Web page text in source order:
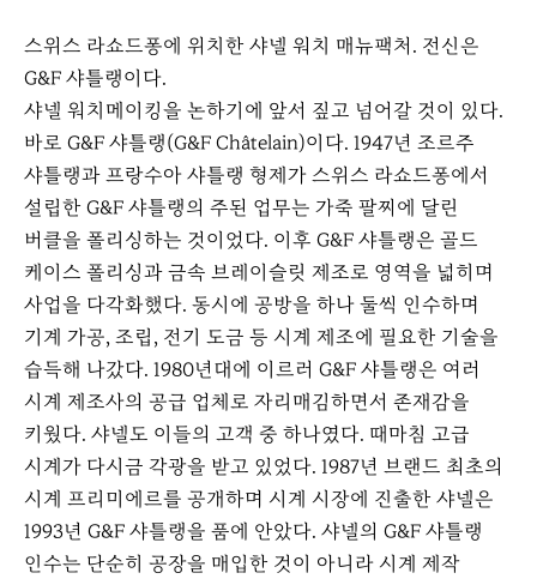
스위스 라쇼드퐁에 위치한 샤넬 워치 매뉴팩처. 전신은
G&F 샤틀랭이다.
샤넬 워치메이킹을 논하기에 앞서 짚고 넘어갈 것이 있다.
바로 G&F 샤틀랭(G&F Châtelain)이다. 1947년 조르주
샤틀랭과 프랑수아 샤틀랭 형제가 스위스 라쇼드퐁에서
설립한 G&F 샤틀랭의 주된 업무는 가죽 팔찌에 달린
버클을 폴리싱하는 것이었다. 이후 G&F 샤틀랭은 골드
케이스 폴리싱과 금속 브레이슬릿 제조로 영역을 넓히며
사업을 다각화했다. 동시에 공방을 하나 둘씩 인수하며
기계 가공, 조립, 전기 도금 등 시계 제조에 필요한 기술을
습득해 나갔다. 1980년대에 이르러 G&F 샤틀랭은 여러
시계 제조사의 공급 업체로 자리매김하면서 존재감을
키웠다. 샤넬도 이들의 고객 중 하나였다. 때마침 고급
시계가 다시금 각광을 받고 있었다. 1987년 브랜드 최초의
시계 프리미에르를 공개하며 시계 시장에 진출한 샤넬은
1993년 G&F 샤틀랭을 품에 안았다. 샤넬의 G&F 샤틀랭
인수는 단순히 공장을 매입한 것이 아니라 시계 제작